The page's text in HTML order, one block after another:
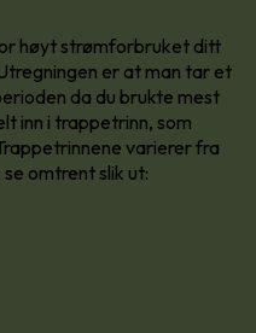
høyt strømforbruket ditt
er at man tar et
da du brukte mest
inn i trappetrinn, som
varierer fra
omtrent slik ut: